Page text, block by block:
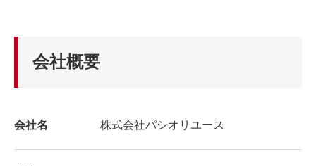
会社概要
会社名 株式会社パシオリユース